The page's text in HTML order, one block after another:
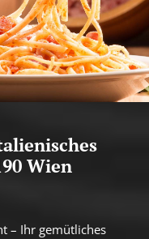
Wien
– Ihr gemütliches